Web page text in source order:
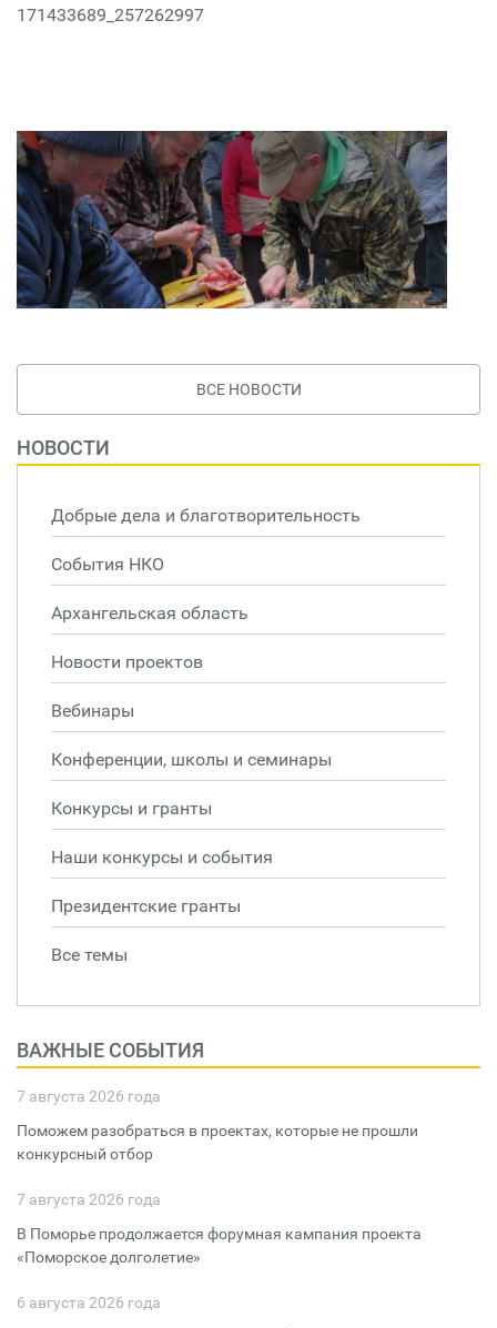
171433689_257262997
ВСЕ НОВОСТИ
НОВОСТИ
Добрые дела и благотворительность
События НКО
Архангельская область
Новости проектов
Вебинары
Конференции, школы и семинары
Конкурсы и гранты
Наши конкурсы и события
Президентские гранты
Все темы
ВАЖНЫЕ СОБЫТИЯ
7 августа 2026 года
Поможем разобраться в проектах, которые не прошли
конкурсный отбор
7 августа 2026 года
В Поморье продолжается форумная кампания проекта
«Поморское долголетие»
6 августа 2026 года